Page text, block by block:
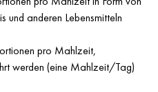
und anderen Lebensmitteln
pro Mahlzeit,
werden (eine Mahlzeit/Tag)